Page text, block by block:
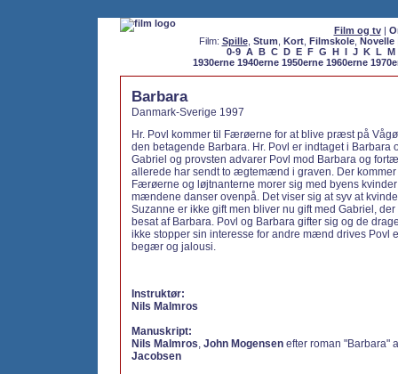
Film og tv|
Film: Spille, Stum Kort, Filmskole, Novelle
0-9 A B C D E F G H I J K L M
1930erne 1940erne 1950erne 1960erne
Barbara
Danmark-Sverige 1997
Hr. Povl kommer til Færøerne for at blive præst på
den betagende Barbara. Hr. Povl er indtaget i Barbara
Gabriel og provsten advarer Povl mod Barbara og
allerede har sendt to ægtemænd i graven. Der kommer
Færøerne og løjtnanterne morer sig med byens
mændene danser ovenpå. Det viser sig at syv at
Suzanne er ikke gift men bliver nu gift med Gabriel,
besat af Barbara. Povl og Barbara gifter sig og de
ikke stopper sin interesse for andre mænd drives Povl
begær og jalousi.
Instruktør:
Nils Malmros
Manuskript:
Nils Malmros, John Mogensen efter roman "Barbara"
Jacobsen